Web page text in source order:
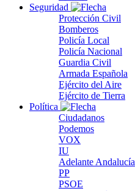
Seguridad
Protección Civil
Bomberos
Policía Local
Policía Nacional
Guardia Civil
Armada Española
Ejército del Aire
Ejército de Tierra
Política
Ciudadanos
Podemos
VOX
IU
Adelante Andalucía
PP
PSOE